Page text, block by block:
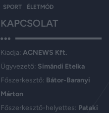
SPORT
ÉLETMÓD
KAPCSOLAT
Kiadja: ACNEWS Kft.
Ügyvezető: Simándi Etelka
Főszerkesztő: Bátor-Baranyi
Márton
Főszerkesztő-helyettes: Pataki